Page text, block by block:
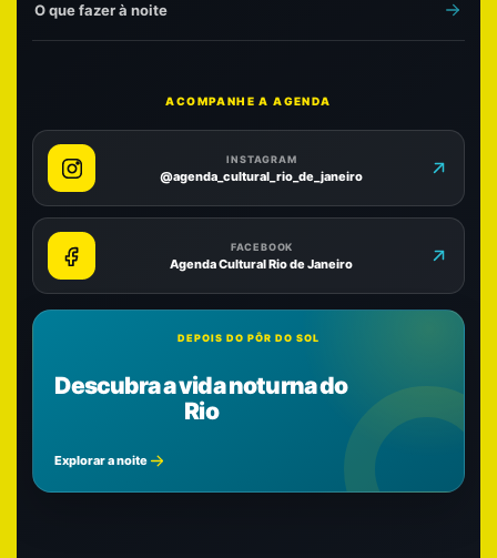
O que fazer à noite
ACOMPANHE A AGENDA
INSTAGRAM
@agenda_cultural_rio_de_janeiro
FACEBOOK
Agenda Cultural Rio de Janeiro
DEPOIS DO PÔR DO SOL
Descubra a vida noturna do
Rio
Explorar a noite